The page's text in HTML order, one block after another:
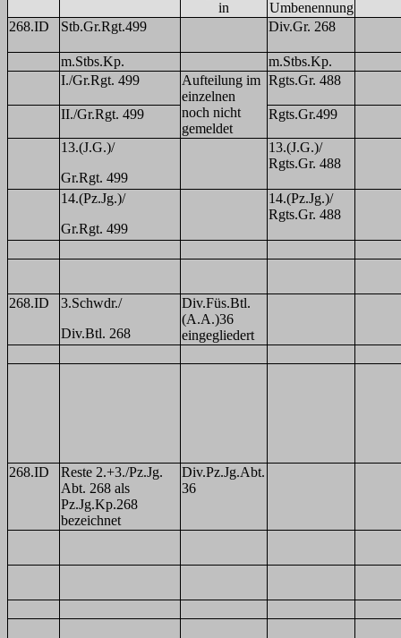
in
Umbenennung
268.ID Stb.Gr.Rgt.499 Div.Gr. 268
m.Stbs.Kp.
m.Stbs.Kp.
I./Gr.Rgt. 499
Aufteilung im
einzelnen
noch nicht
gemeldet
Rgts.Gr. 488
II./Gr.Rgt. 499 Rgts.Gr.499
13.(J.G.)/
Gr.Rgt. 499
13.(J.G.)/
Rgts.Gr. 488
14.(Pz.Jg.)/
Gr.Rgt. 499
14.(Pz.Jg.)/
Rgts.Gr. 488
268.ID
3.Schwdr./
Div.Btl. 268
Div.Füs.Btl.
(A.A.)36
eingegliedert
268.ID
Reste 2.+3./Pz.Jg.
Abt. 268 als
Pz.Jg.Kp.268
bezeichnet
Div.Pz.Jg.Abt.
36